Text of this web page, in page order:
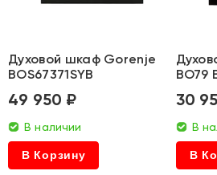
Духовой шкаф Gorenje
BOS67371SYB
49 950 ₽
В наличии
В Корзину
BO79
30
В
В